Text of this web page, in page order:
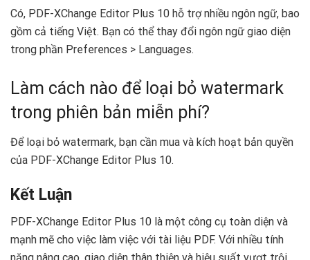
Có, PDF-XChange Editor Plus 10 hỗ trợ nhiều ngôn ngữ, bao
gồm cả tiếng Việt. Bạn có thể thay đổi ngôn ngữ giao diện
trong phần Preferences > Languages.
Làm cách nào để loại bỏ watermark
trong phiên bản miễn phí?
Để loại bỏ watermark, bạn cần mua và kích hoạt bản quyền
của PDF-XChange Editor Plus 10.
Kết Luận
PDF-XChange Editor Plus 10 là một công cụ toàn diện và
mạnh mẽ cho việc làm việc với tài liệu PDF. Với nhiều tính